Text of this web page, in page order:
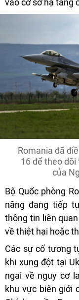
vào cơ sở hạ tầng
Romania đã
16 để theo
của
Bộ Quốc phòng
năng đang tiếp
thông tin liên
về thiệt hại hoặc
Các sự cố tương
khi xung đột tại
ngại về nguy cơ
khu vực biên giới